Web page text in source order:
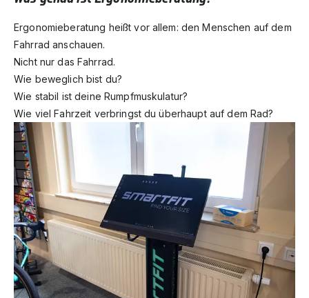
Ergonomieberatung heißt vor allem: den Menschen auf dem
Fahrrad anschauen.
Nicht nur das Fahrrad.
Wie beweglich bist du?
Wie stabil ist deine Rumpfmuskulatur?
Wie viel Fahrzeit verbringst du überhaupt auf dem Rad?